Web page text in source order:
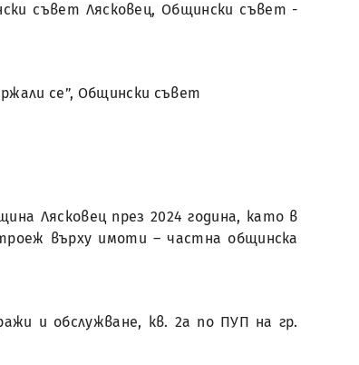
съвет Лясковец, Общински съвет -
се”, Общински съвет
Лясковец през 2024 година, като в
върху имоти – частна общинска
и обслужване, кв. 2а по ПУП на гр.